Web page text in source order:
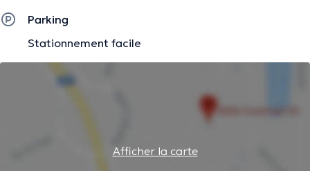
Parking
Stationnement facile
Afficher la carte